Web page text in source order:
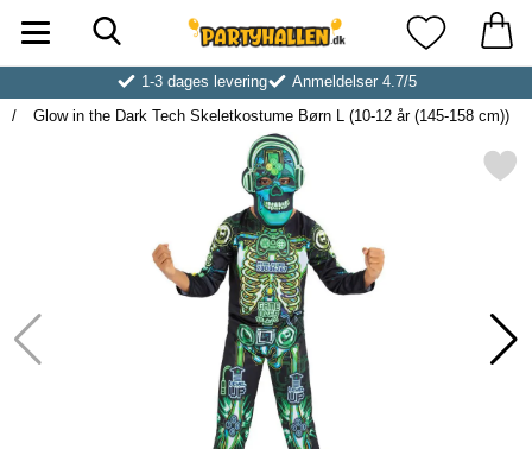
Startside for Partyhallen AB Mine
1-3 dages levering
Anmeldelser 4.7/5
Glow in the Dark Tech Skeletkostume Børn L (10-12 år (145-158 cm))
Markér glow in the Dark Tech Skeletkostume